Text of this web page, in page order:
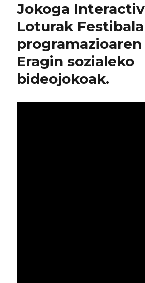
Jokoga
Loturak
programazioaren
Eragin sozialeko
bideojokoak.